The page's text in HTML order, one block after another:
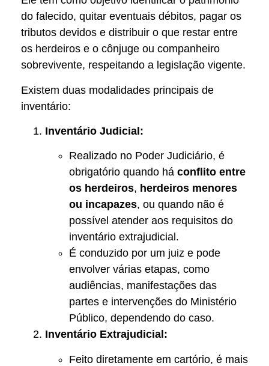
do falecido, quitar eventuais débitos, pagar os
tributos devidos e distribuir o que restar entre
os herdeiros e o cônjuge ou companheiro
sobrevivente, respeitando a legislação vigente.
Existem duas modalidades principais de
inventário:
Inventário Judicial:
Realizado no Poder Judiciário, é
obrigatório quando há conflito entre
os herdeiros, herdeiros menores
ou incapazes, ou quando não é
possível atender aos requisitos do
inventário extrajudicial.
É conduzido por um juiz e pode
envolver várias etapas, como
audiências, manifestações das
partes e intervenções do Ministério
Público, dependendo do caso.
Inventário Extrajudicial:
Feito diretamente em cartório, é mais